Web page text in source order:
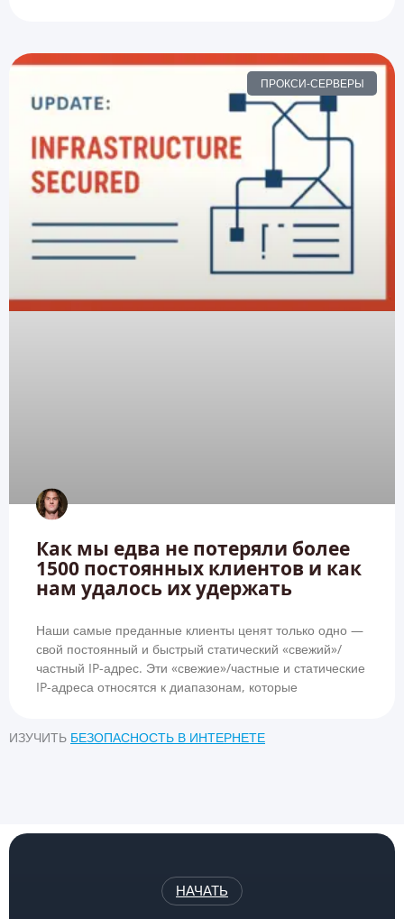
ПРОКСИ-СЕРВЕРЫ
Как мы едва не потеряли более
1500 постоянных клиентов и как
нам удалось их удержать
Наши самые преданные клиенты ценят только одно —
свой постоянный и быстрый статический «свежий»/
частный IP-адрес. Эти «свежие»/частные и статические
IP-адреса относятся к диапазонам, которые
ИЗУЧИТЬ БЕЗОПАСНОСТЬ В ИНТЕРНЕТЕ
НАЧАТЬ